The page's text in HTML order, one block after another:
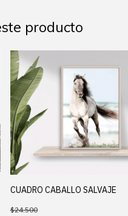
producto
CUADRO CABALLO SALVAJE
$24.500